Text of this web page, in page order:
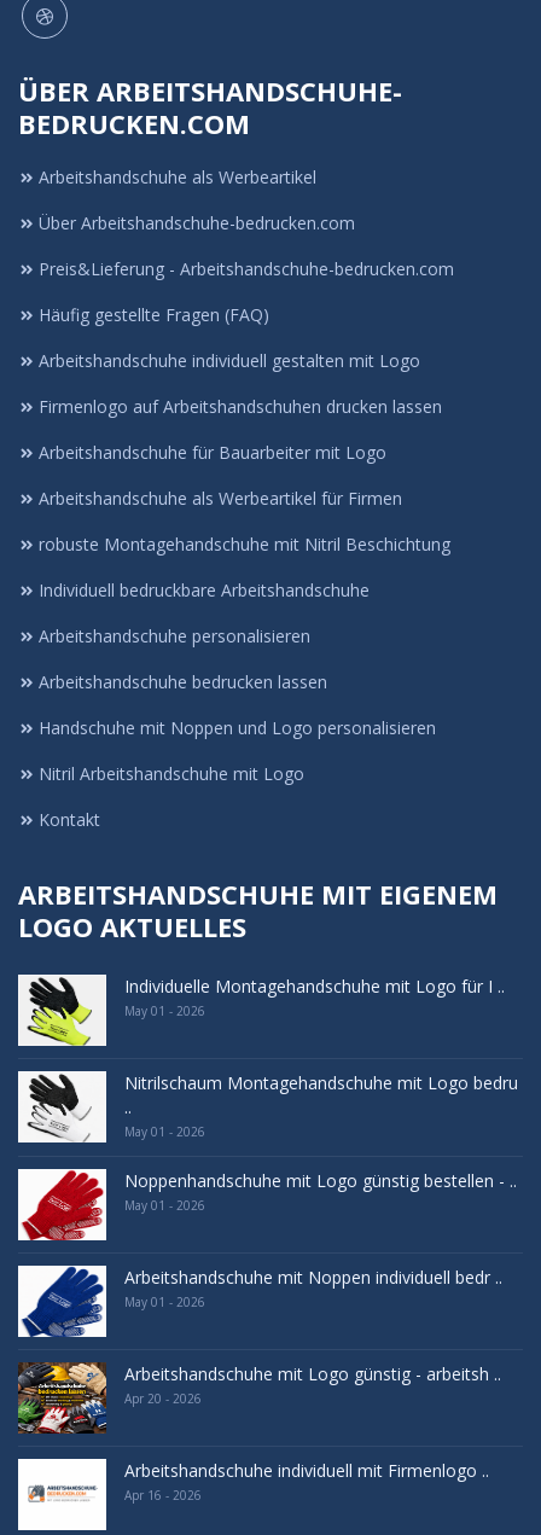
ÜBER ARBEITSHANDSCHUHE-
BEDRUCKEN.COM
Arbeitshandschuhe als Werbeartikel
Über Arbeitshandschuhe-bedrucken.com
Preis&Lieferung - Arbeitshandschuhe-bedrucken.com
Häufig gestellte Fragen (FAQ)
Arbeitshandschuhe individuell gestalten mit Logo
Firmenlogo auf Arbeitshandschuhen drucken lassen
Arbeitshandschuhe für Bauarbeiter mit Logo
Arbeitshandschuhe als Werbeartikel für Firmen
robuste Montagehandschuhe mit Nitril Beschichtung
Individuell bedruckbare Arbeitshandschuhe
Arbeitshandschuhe personalisieren
Arbeitshandschuhe bedrucken lassen
Handschuhe mit Noppen und Logo personalisieren
Nitril Arbeitshandschuhe mit Logo
Kontakt
ARBEITSHANDSCHUHE MIT EIGENEM
LOGO AKTUELLES
Individuelle Montagehandschuhe mit Logo für I ..
May 01 - 2026
Nitrilschaum Montagehandschuhe mit Logo bedru
..
May 01 - 2026
Noppenhandschuhe mit Logo günstig bestellen - ..
May 01 - 2026
Arbeitshandschuhe mit Noppen individuell bedr ..
May 01 - 2026
Arbeitshandschuhe mit Logo günstig - arbeitsh ..
Apr 20 - 2026
Arbeitshandschuhe individuell mit Firmenlogo ..
Apr 16 - 2026